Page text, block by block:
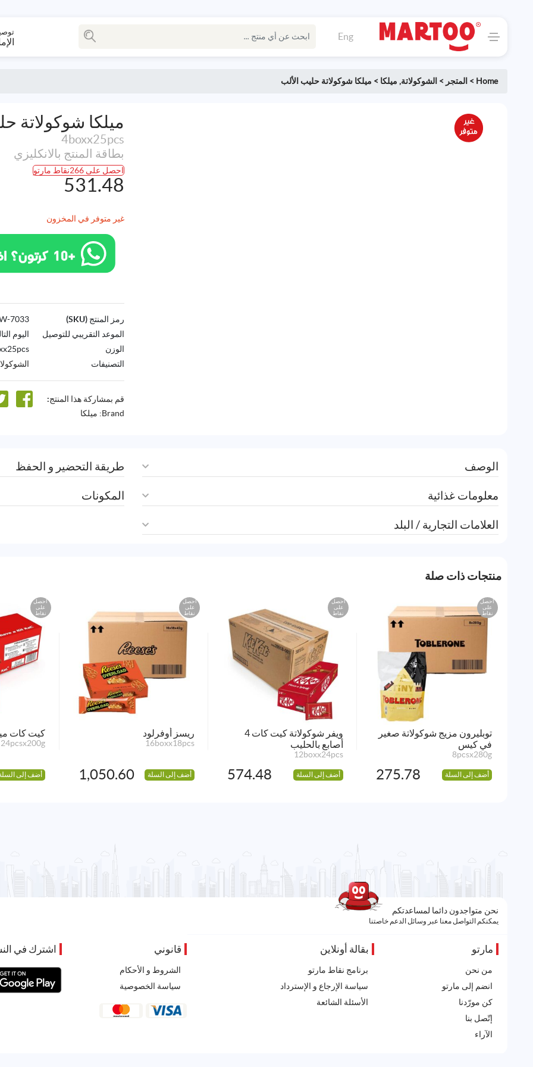
Eng
Home
> المتجر > الشوكولاتة, ميلكا > ميلكا شوكولاتة حليب الألب
ميلكا شوكولاتة
4boxx25pcs
بطاقة المنتج بالانكليزي
احصل على 266نقاط مارتو
531.48
غير متوفر في المخزون
رمز المنتج (SKU)
7033-AW
الموعد التقريبي للتوصيل
اليوم
الوزن
التصنيفات
قم بمشاركة هذا المنتج:
Brand: ميلكا
الوصف
معلومات غذائية
العلامات التجارية / البلد
طريقة التحضير و الحفظ
المكونات
منتجات ذات صلة
احصل
على
نقاط
توبليرون مزيج شوكولاتة صغير
في كيس
8pcsx280g
أضف إلى السلة 275.78
احصل
على
نقاط
ويفر شوكولاتة كيت كات 4
أصابع بالحليب
12boxx24pcs
أضف إلى السلة 574.48
احصل
على
نقاط
ريسز أوفرلود
16boxx18pcs
أضف إلى السلة 1,050.60
احصل
على
نقاط
كيت كات
24pcsx200g
أضف إلى
نحن متواجدون دائما لمساعدتكم
يمكنكم التواصل معنا عبر وسائل الدعم خاصتنا
مارتو
من نحن
انضم إلى مارتو
كن مورّدنا
إتّصل بنا
الآراء
بقالة أونلاين
برنامج نقاط مارتو
سياسة الإرجاع و الإسترداد
الأسئلة الشائعة
قانوني
الشروط و الأحكام
سياسة الخصوصية
اشترك في